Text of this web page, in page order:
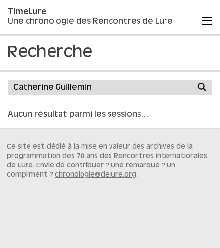
TimeLure
Une chronologie des Rencontres de Lure
Recherche
Aucun résultat parmi les sessions…
Ce site est dédié à la mise en valeur des archives de la
programmation des 70 ans des Rencontres internationales
de Lure. Envie de contribuer ? Une remarque ? Un
compliment ? chronologie@delure.org.